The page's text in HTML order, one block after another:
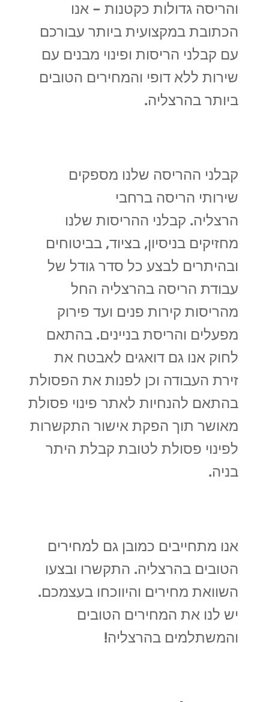
והריסה גדולות כקטנות – אנו
הכתובת במקצועית ביותר עבורכם
עם קבלני הריסות ופינוי מבנים עם
שירות ללא דופי והמחירים הטובים
ביותר בהרצליה.
קבלני ההריסה שלנו מספקים
שירותי הריסה ברחבי
הרצליה. קבלני ההריסות שלנו
מחזיקים בניסיון, בציוד, בביטוחים
ובהיתרים לבצע כל סדר גודל של
עבודת הריסה בהרצליה החל
מהריסות קירות פנים ועד פירוק
מפעלים והריסת בניינים. בהתאם
לחוק אנו גם דואגים לאבטח את
זירת העבודה וכן לפנות את הפסולת
בהתאם להנחיות לאתר פינוי פסולת
מאושר תוך הפקת אישור התקשרות
לפינוי פסולת לטובת קבלת היתר
בניה.
אנו מתחייבים כמובן גם למחירים
הטובים בהרצליה. התקשרו ובצעו
השוואת מחירים והיווכחו בעצמכם.
יש לנו את המחירים הטובים
והמשתלמים בהרצליה!